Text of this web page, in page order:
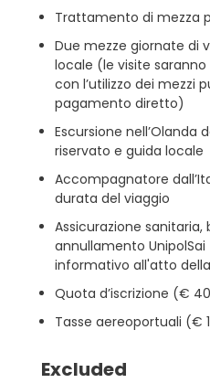
Trattamento di mezza
Due mezze giornate di
locale (le visite
con l’utilizzo dei mezzi
pagamento diretto)
Escursione nell’Olanda
riservato e guida locale
Accompagnatore
durata del viaggio
Assicurazione sanitaria,
annullamento
informativo all'atto
Quota d’iscrizione (€
Tasse aereoportuali (€
Excluded